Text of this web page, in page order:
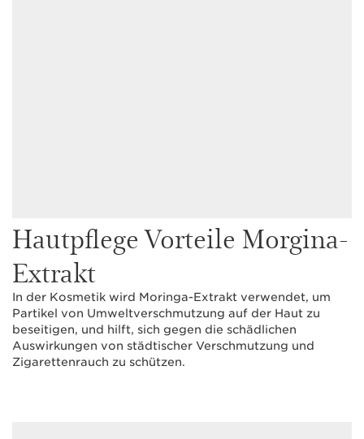
Hautpflege Vorteile Morgina-
Extrakt
In der Kosmetik wird Moringa-Extrakt verwendet, um
Partikel von Umweltverschmutzung auf der Haut zu
beseitigen, und hilft, sich gegen die schädlichen
Auswirkungen von städtischer Verschmutzung und
Zigarettenrauch zu schützen.